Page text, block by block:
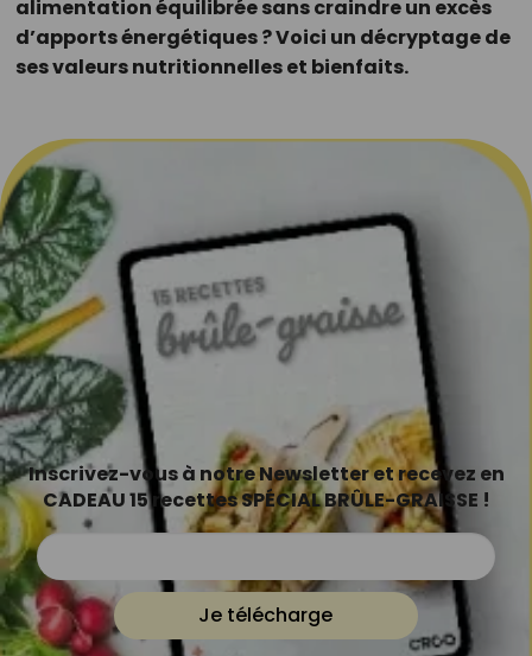
alimentation équilibrée sans craindre un excès
d’apports énergétiques ? Voici un décryptage de
ses valeurs nutritionnelles et bienfaits.
Inscrivez-vous à notre Newsletter et recevez en
CADEAU 15 recettes SPÉCIAL BRÛLE-GRAISSE !
Je télécharge